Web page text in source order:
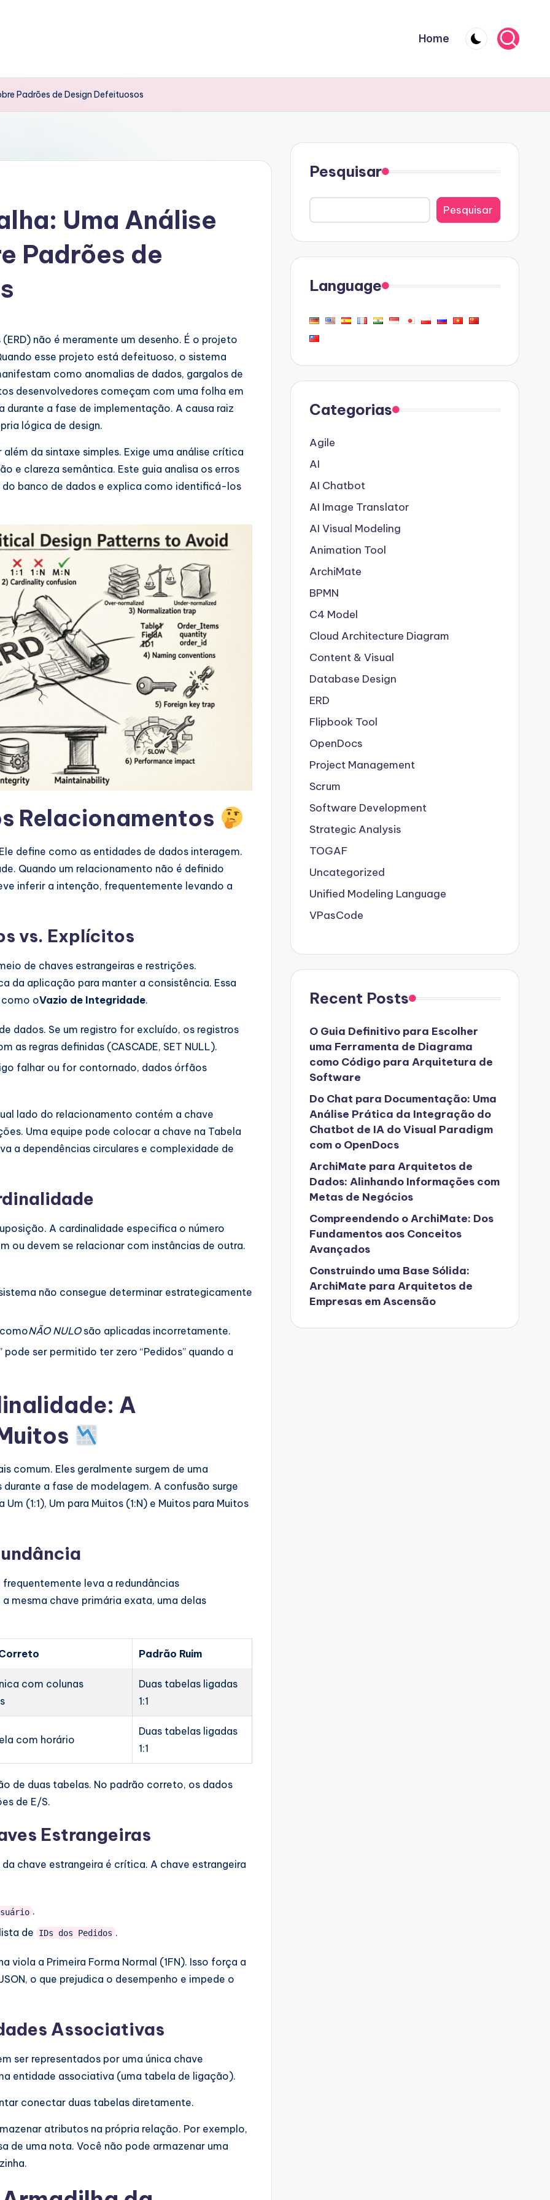
Home
Padrões de Design Defeituosos
Uma Análise
Padrões de
não é meramente um desenho. É o projeto
esse projeto está defeituoso, o sistema
como anomalias de dados, gargalos de
desenvolvedores começam com uma folha em
durante a fase de implementação. A causa raiz
lógica de design.
da sintaxe simples. Exige uma análise crítica
e clareza semântica. Este guia analisa os erros
banco de dados e explica como identificá-los
Relacionamentos
define como as entidades de dados interagem.
Quando um relacionamento não é definido
inferir a intenção, frequentemente levando a
vs. Explícitos
de chaves estrangeiras e restrições.
da aplicação para manter a consistência. Essa
como oVazio de Integridade.
dados. Se um registro for excluído, os registros
as regras definidas (CASCADE, SET NULL).
falhar ou for contornado, dados órfãos
lado do relacionamento contém a chave
Uma equipe pode colocar a chave na Tabela
a dependências circulares e complexidade de
A cardinalidade especifica o número
ou devem se relacionar com instâncias de outra.
não consegue determinar estrategicamente
NÃO NULOsão aplicadas incorretamente.
pode ser permitido ter zero “Pedidos” quando a
A
comum. Eles geralmente surgem de uma
a fase de modelagem. A confusão surge
(1:1), Um para Muitos (1:N) e Muitos para Muitos
leva a redundâncias
mesma chave primária exata, uma delas
Padrão Ruim
com colunas
Duas tabelas ligadas
1:1
com horário
Duas tabelas ligadas
1:1
de duas tabelas. No padrão correto, os dados
de E/S.
Estrangeiras
chave estrangeira é crítica. A chave estrangeira
.
de IDs dos Pedidos .
viola a Primeira Forma Normal (1FN). Isso força a
o que prejudica o desempenho e impede o
Associativas
ser representados por uma única chave
entidade associativa (uma tabela de ligação).
conectar duas tabelas diretamente.
atributos na própria relação. Por exemplo,
de uma nota. Você não pode armazenar uma
Pesquisar
Pesquisar
Language
Categorias
Agile
AI
AI Chatbot
AI Image Translator
AI Visual Modeling
Animation Tool
ArchiMate
BPMN
C4 Model
Cloud Architecture Diagram
Content & Visual
Database Design
ERD
Flipbook Tool
OpenDocs
Project Management
Scrum
Software Development
Strategic Analysis
TOGAF
Uncategorized
Unified Modeling Language
VPasCode
Recent Posts
O Guia Definitivo para Escolher
uma Ferramenta de Diagrama
como Código para Arquitetura de
Software
Do Chat para Documentação: Uma
Análise Prática da Integração do
Chatbot de IA do Visual Paradigm
com o OpenDocs
ArchiMate para Arquitetos de
Dados: Alinhando Informações com
Metas de Negócios
Compreendendo o ArchiMate: Dos
Fundamentos aos Conceitos
Avançados
Construindo uma Base Sólida:
ArchiMate para Arquitetos de
Empresas em Ascensão